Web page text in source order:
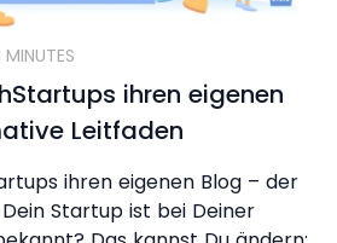
MINUTES
ihren eigenen
Leitfaden
ihren eigenen Blog – der
Startup ist bei Deiner